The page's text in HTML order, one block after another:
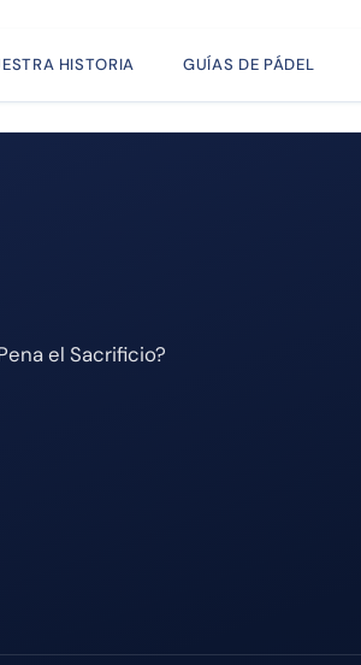
HISTORIA GUÍAS DE PÁDEL
el Sacrificio?